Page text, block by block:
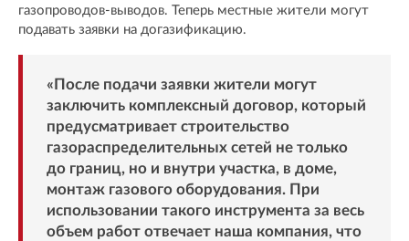
газопроводов-выводов. Теперь местные жители могут
подавать заявки на догазификацию.
«После подачи заявки жители могут
заключить комплексный договор, который
предусматривает строительство
газораспределительных сетей не только
до границ, но и внутри участка, в доме,
монтаж газового оборудования. При
использовании такого инструмента за весь
объем работ отвечает наша компания, что